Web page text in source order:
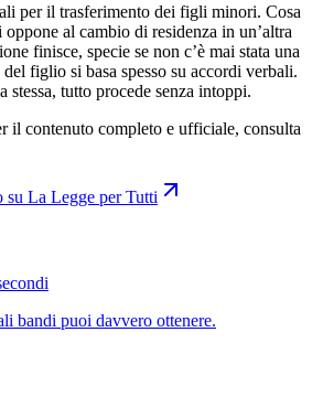
per il trasferimento dei figli minori. Cosa
oppone al cambio di residenza in un’altra
finisce, specie se non c’è mai stata una
figlio si basa spesso su accordi verbali.
stessa, tutto procede senza intoppi.
il contenuto completo e ufficiale, consulta
su La Legge per Tutti
bandi puoi davvero ottenere.